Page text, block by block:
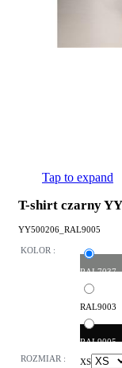
Tap to expand
T-shirt czarny
YY500206_RAL9005
KOLOR :
RAL7037
RAL9003
RAL9005
ROZMIAR : XS